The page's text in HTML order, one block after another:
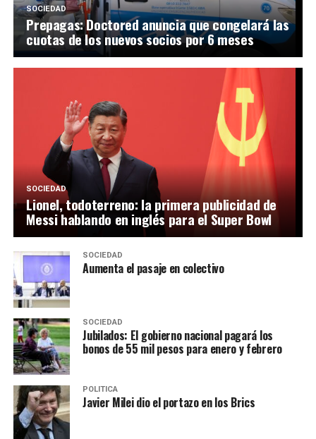
SOCIEDAD
Prepagas: Doctored anuncia que congelará las
cuotas de los nuevos socios por 6 meses
SOCIEDAD
Lionel, todoterreno: la primera publicidad de
Messi hablando en inglés para el Super Bowl
SOCIEDAD
Aumenta el pasaje en colectivo
SOCIEDAD
Jubilados: El gobierno nacional pagará los
bonos de 55 mil pesos para enero y febrero
POLITICA
Javier Milei dio el portazo en los Brics